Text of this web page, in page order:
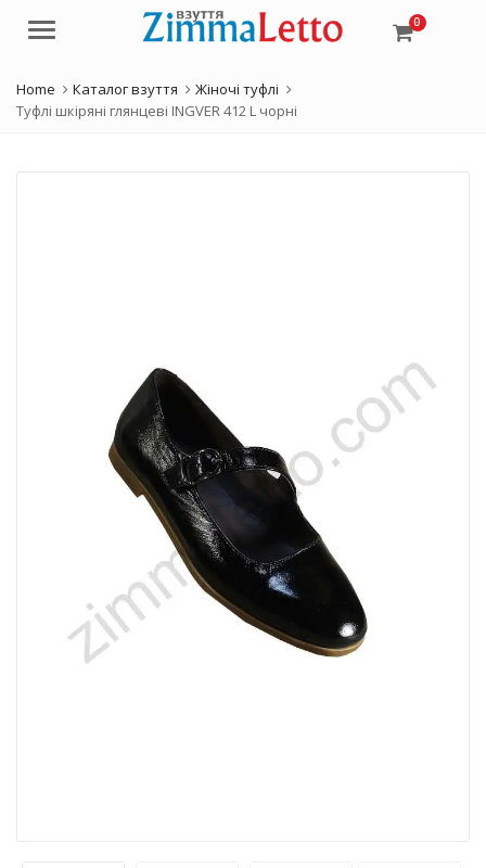
Menu 0
Home Каталог взуття
Жіночі туфлі
Туфлі шкіряні глянцеві INGVER 412 L чорні